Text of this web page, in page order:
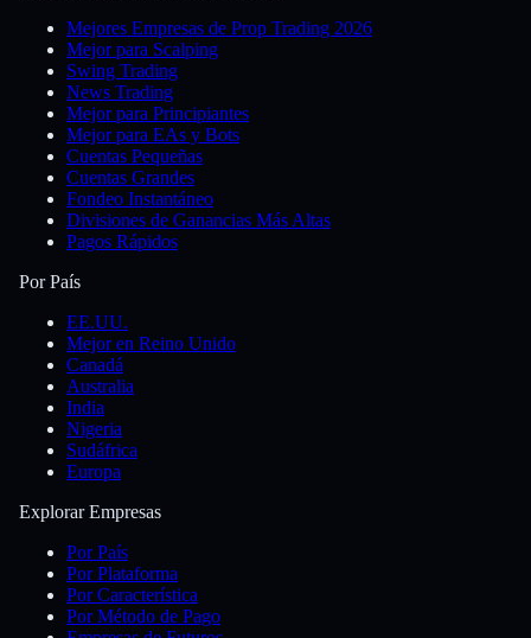
Mejores Empresas de Prop Trading 2026
Mejor para Scalping
Swing Trading
News Trading
Mejor para Principiantes
Mejor para EAs y Bots
Cuentas Pequeñas
Cuentas Grandes
Fondeo Instantáneo
Divisiones de Ganancias Más Altas
Pagos Rápidos
Por País
EE.UU.
Mejor en Reino Unido
Canadá
Australia
India
Nigeria
Sudáfrica
Europa
Explorar Empresas
Por País
Por Plataforma
Por Característica
Por Método de Pago